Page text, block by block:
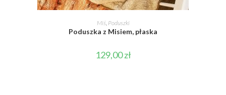
DOWIEDZ SIĘ WIĘCEJ
Miś Poduszki
Poduszka z Misiem, płaska
129,00zł